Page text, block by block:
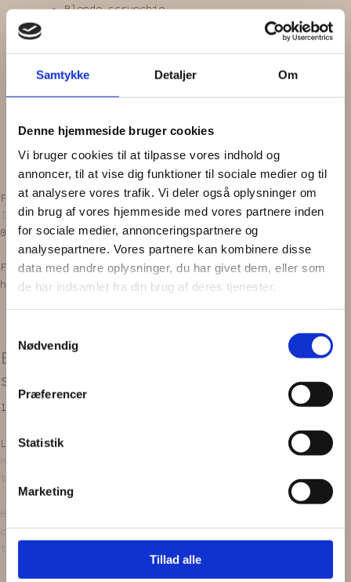
Samtykke Detaljer Om
Denne hjemmeside bruger cookies
Vi bruger cookies til at tilpasse vores indhold og
annoncer, til at vise dig funktioner til sociale medier og til
at analysere vores trafik. Vi deler også oplysninger om
din brug af vores hjemmeside med vores partnere inden
for sociale medier, annonceringspartnere og
analysepartnere. Vores partnere kan kombinere disse
data med andre oplysninger, du har givet dem, eller som
de har indsamlet fra din brug af deres tjenester.
Nødvendig
Præferencer
Statistik
Marketing
Tillad alle
Blonde scrunchie
Scrunchie
Zero waste
INSPIRATION
Vipps MobilPay Kassen
Facebook Instagram
Ingen produkter i kurven
0,00kr. 0 Kurv
Forside /PRODUKTER/Hårbånd/Elastik
hårbånd/ ELASTIK HÅRBÅND | Hvid og gul stribet
ELASTIK HÅRBÅND | Hvid og gul
stribet
199,00
Læg i kurv
Hårbåndet er håndlavet og bliver lavet ud af upcyclede
tekstiler.
Husk på at det er genbrugstekstiler. Vi finder det
charmerende, at du kan se, at tekstilerne har haft et
tidligere liv.